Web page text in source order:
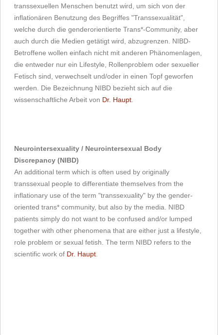
transsexuellen Menschen benutzt wird, um sich von der
inflationären Benutzung des Begriffes "Transsexualität",
welche durch die genderorientierte Trans*-Community, aber
auch durch die Medien getätigt wird, abzugrenzen. NIBD-
Betroffene wollen einfach nicht mit anderen Phänomenlagen,
die entweder nur ein Lifestyle, Rollenproblem oder sexueller
Fetisch sind, verwechselt und/oder in einen Topf geworfen
werden. Die Bezeichnung NIBD bezieht sich auf die
wissenschaftliche Arbeit von Dr. Haupt
Neurointersexuality / Neurointersexual Body
Discrepancy (NIBD)
An additional term which is often used by originally
transsexual people to differentiate themselves from the
inflationary use of the term "transsexuality" by the gender-
oriented trans* community, but also by the media. NIBD
patients simply do not want to be confused and/or lumped
together with other phenomena that are either just a lifestyle,
role problem or sexual fetish. The term NIBD refers to the
scientific work of Dr. Haupt